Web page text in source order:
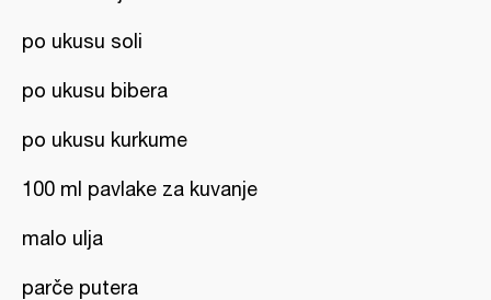
po ukusu soli
po ukusu bibera
po ukusu kurkume
100 ml pavlake za kuvanje
malo ulja
parče putera